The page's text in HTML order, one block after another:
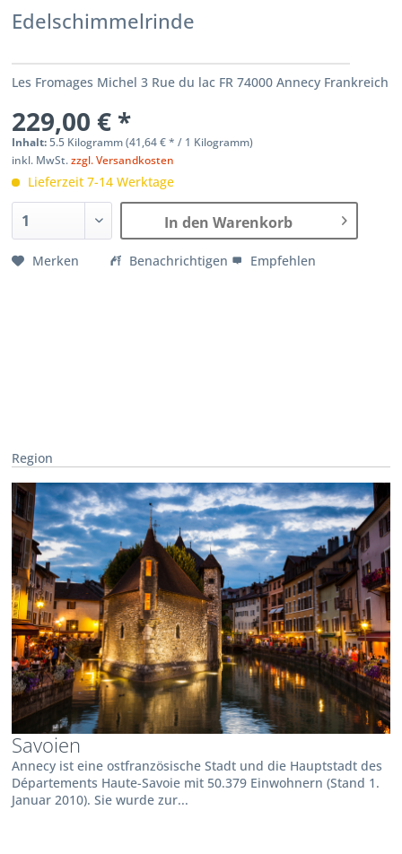
Edelschimmelrinde
Les Fromages Michel 3 Rue du lac FR 74000 Annecy Frankreich
229,00 € *
Inhalt:5.5 Kilogramm (41,64 €* / 1 Kilogramm)
inkl. MwSt.zzgl. Versandkosten
Lieferzeit 7-14 Werktage
In den Warenkorb
Merken Benachrichtigen Empfehlen
Region
Savoien
Annecy ist eine ostfranzösische Stadt und die Hauptstadt des
Départements Haute-Savoie mit 50.379 Einwohnern (Stand 1.
Januar 2010). Sie wurde zur...